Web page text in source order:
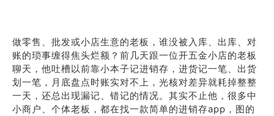
做零售、批发或小店生意的老板，谁没被入库、出库、对
账的琐事缠得焦头烂额？前几天跟一位开五金小店的老板
聊天，他吐槽以前靠小本子记进销存，进货记一笔、出货
划一笔，月底盘点时账实对不上，光核对差异就耗掉整整
一天，还总出现漏记、错记的情况。其实不止他，很多中
小商户、个体老板，都在找一款简单的进销存app，图的